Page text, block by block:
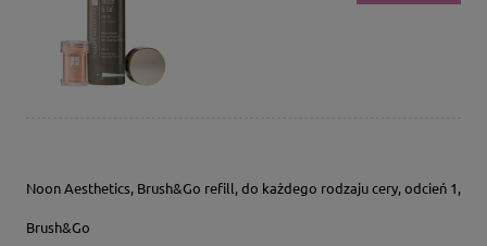
Noon Aesthetics, Brush&Go refill, do każdego rodzaju cery, odcień 1,
Brush&Go